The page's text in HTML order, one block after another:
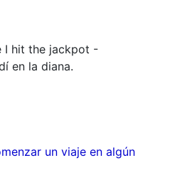
I hit the jackpot -
en la diana.
un viaje en algún